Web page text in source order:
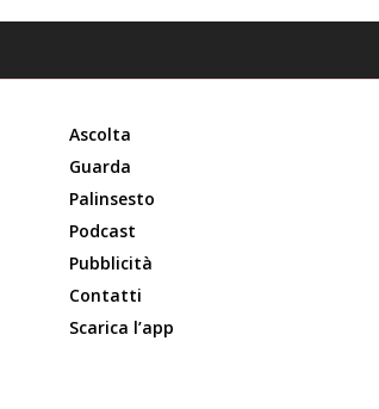
Ascolta
Guarda
Palinsesto
Podcast
Pubblicità
Contatti
Scarica l’app